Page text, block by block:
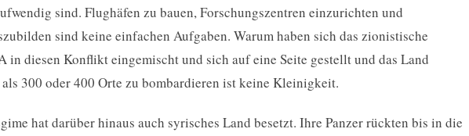
sind. Flughäfen zu bauen, Forschungszentren einzurichten und
sind keine einfachen Aufgaben. Warum haben sich das zionistische
in diesen Konflikt eingemischt und sich auf eine Seite gestellt und das Land
300 oder 400 Orte zu bombardieren ist keine Kleinigkeit.
hat darüber hinaus auch syrisches Land besetzt. Ihre Panzer rückten bis in die